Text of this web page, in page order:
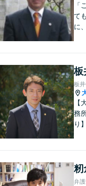
「
て
に
板
板
【
務
り
も
く
籾
弁